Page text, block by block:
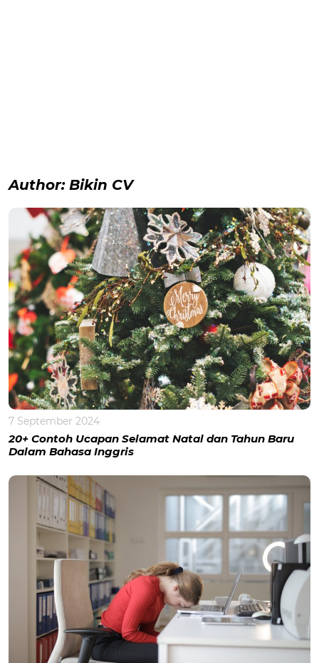
Author: Bikin CV
7 September 2024
20+ Contoh Ucapan Selamat Natal dan Tahun Baru
Dalam Bahasa Inggris